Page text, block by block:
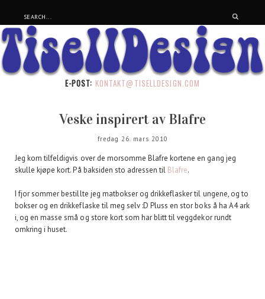
E-POST: KONTAKT@TISELLDESIGN.COM
Veske inspirert av Blafre
fredag 26. mars 2010
Jeg kom tilfeldigvis over de morsomme Blafre kortene en gang jeg
skulle kjøpe kort. På baksiden sto adressen til Blafre.
I fjor sommer bestillte jeg matbokser og drikkeflasker til ungene, og to
bokser og en drikkeflaske til meg selv :D Pluss en stor boks å ha A4 ark
i, og en masse små og store kort som har blitt til veggdekor rundt
omkring i huset.